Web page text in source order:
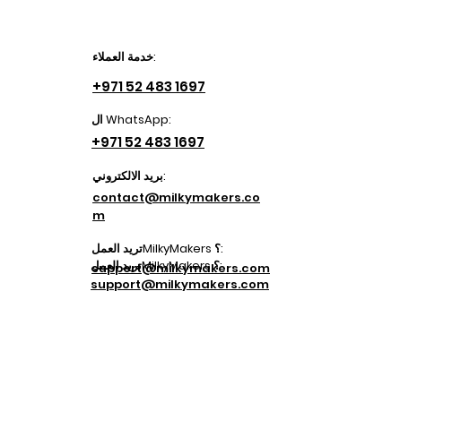
خدمة العملاء:
+971 52 483 1697
ال WhatsApp:
+971 52 483 1697
بريد الالكتروني:
contact@milkymakers.co
m
تريد العملMilkyMakers ؟:
support@milkymakers.com
تريد العملMilkyMakers ؟:
support@milkymakers.com